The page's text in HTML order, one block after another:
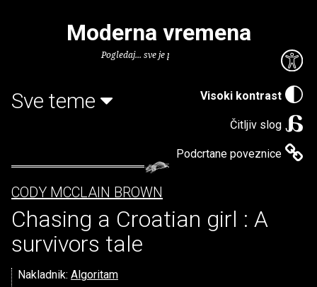
Visoki kontrast
Čitljiv slog
Podcrtane poveznice
Moderna vremena
Pogledaj... sve je puno knjiga.
Sve teme
CODY MCCLAIN BROWN
Chasing a Croatian girl : A
survivors tale
Nakladnik: Algoritam